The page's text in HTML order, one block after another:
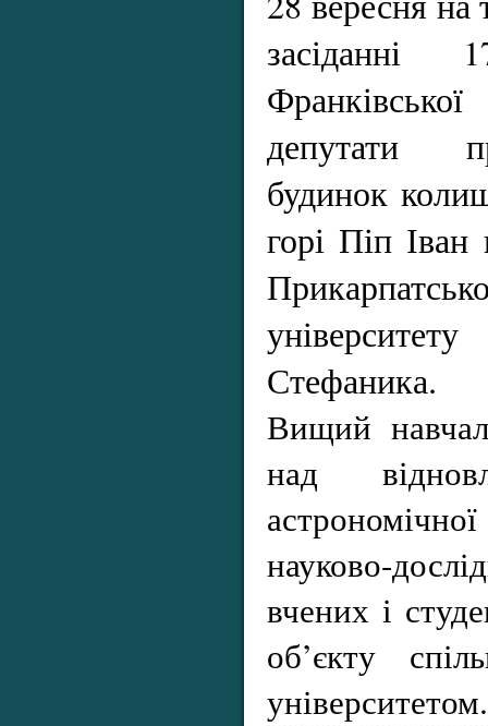
засіданні
депутати
будинок
горі Піп Іван
Стефаника.
Вищий
над
науково-
вчених і
об’єкту
університетом.